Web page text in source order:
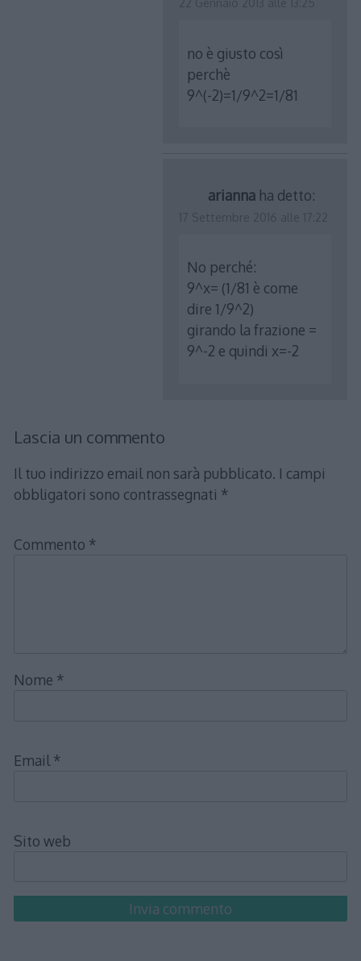
no è giusto così
perchè
9^(-2)=1/9^2=1/81
arianna ha detto:
No perché:
9^x= (1/81 è come
dire 1/9^2)
girando la frazione =
9^-2 e quindi x=-2
Lascia un commento
Il tuo indirizzo email non sarà pubblicato. I campi
obbligatori sono contrassegnati *
Commento *
Nome *
Email *
Sito web